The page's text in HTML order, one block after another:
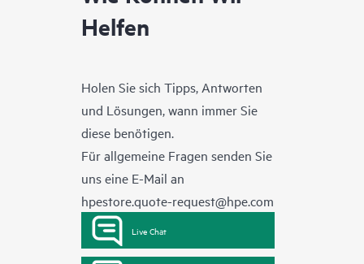
Helfen
Holen Sie sich Tipps, Antworten
und Lösungen, wann immer Sie
diese benötigen.
Für allgemeine Fragen senden Sie
uns eine E-Mail an
hpestore.quote-request@hpe.com
Live Chat